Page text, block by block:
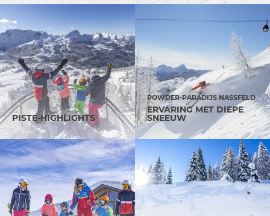
PISTE-HIGHLIGHTS
POWDER-PARADIJS NASSFELD
ERVARING MET DIEPE
SNEEUW